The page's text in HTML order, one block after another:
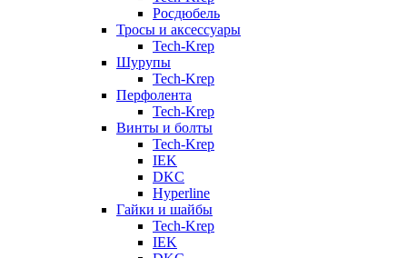
Росдюбель
Тросы и аксессуары
Tech-Krep
Шурупы
Tech-Krep
Перфолента
Tech-Krep
Винты и болты
Tech-Krep
IEK
DKC
Hyperline
Гайки и шайбы
Tech-Krep
IEK